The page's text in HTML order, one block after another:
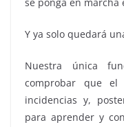
Y ya solo quedará
Nuestra única
comprobar que el
incidencias y,
para aprender y